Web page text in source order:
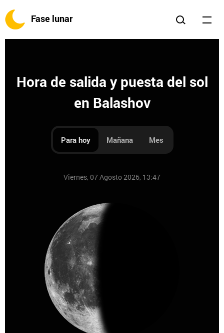
Fase lunar
Hora de salida y puesta del sol
en Balashov
Para hoy Mañana Mes
Viernes, 07 Agosto 2026, 13:47